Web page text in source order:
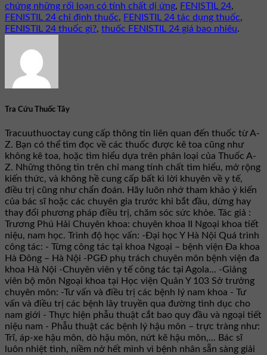
chứng những rối loạn có tính chất dị ứng, FENISTIL 24,
FENISTIL 24 chỉ định thuốc, FENISTIL 24 tác dụng thuốc,
FENISTIL 24 thuốc gì?, thuốc FENISTIL 24 giá bao nhiêu.
Tra Cứu Thuốc Tây
Tracuuthuoctay cung cấp thông tin liên quan đến thuốc từ A-
Z. Bạn có thể tìm đọc về các thuốc được kê toa cũng như
không kê toa, hoặc tìm hiểu dựa trên phân loại của Thuốc A-
Z. Những thông tin trên chỉ mang tính chất tìm hiểu, mở rộng
kiến thức, và không hề cung cấp bất kì lời khuyên về y tế,
điều trị cũng như chẩn đoán. Hãy luôn nhớ tham khảo ý kiến
của bác sĩ hoặc các chuyên gia trước khi bắt đầu, dừng hay
thay đổi phương pháp điều trị, chăm sóc sức khỏe. Tác giả :
Trương Phú Hải Chuyên khoa: chuyên khoa II Ngoại khoa tiết
niệu, nam học. Trình độ học vấn: -Đại học Y Hà Nội Quá trình
công tác: - Từng công tác tại khoa Ngoại – bệnh viện Đa khoa
Hà Đông – Hà Nội -PGĐ phụ trách chuyên môn bệnh viện đa
khoa Hà Nội -Chuyên viên y tế công tác tại Agola... -Giảng
viên bộ môn Ngoại khoa tại Học viện Quân Y 103 Sở trưởng
chuyên môn: -Tư vấn và điều trị các bệnh lý nam khoa - Tư
vấn và điều trị các bệnh lây truyền qua đường tình dục cho
nam giới - Thực hiện phẫu thuật cắt bao quy đầu và ngoại tiết
niệu nam - Phẫu thuật các bệnh lý hậu môn – trực tràng như:
Trĩ, áp-xe hậu môn, dò hậu môn, nứt kẽ hậu môn,... Bác sĩ
luôn nhiệt tình, niềm nở hết mình vì bệnh nhân sẵn sàng giải